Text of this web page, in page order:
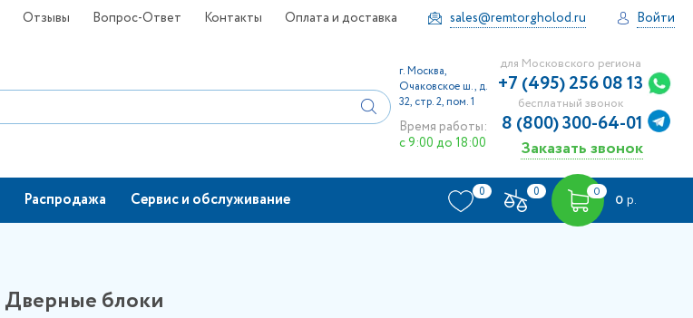
Отзывы Вопрос-Ответ Контакты Оплата и доставка sales@remtorgholod.ru Войти
г. Москва,
Очаковское ш., д.
32, стр. 2, пом. 1
Время работы:
с 9:00 до 18:00
для Московского региона
+7 (495) 256 08 13
бесплатный звонок
8 (800) 300-64-01
Заказать звонок
Распродажа Сервис и обслуживание 0 0 0
0 р.
Дверные блоки